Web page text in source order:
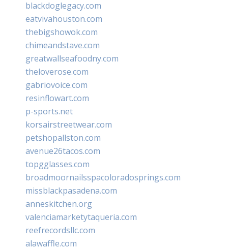
blackdoglegacy.com
eatvivahouston.com
thebigshowok.com
chimeandstave.com
greatwallseafoodny.com
theloverose.com
gabriovoice.com
resinflowart.com
p-sports.net
korsairstreetwear.com
petshopallston.com
avenue26tacos.com
topgglasses.com
broadmoornailsspacoloradosprings.com
missblackpasadena.com
anneskitchen.org
valenciamarketytaqueria.com
reefrecordsllc.com
alawaffle.com